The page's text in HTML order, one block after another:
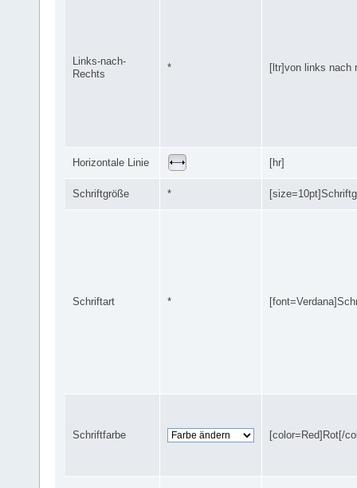
Links-nach-
Rechts
* [ltr]von links nach
Horizontale Linie [hr]
Schriftgröße *
Schriftart *
Schriftfarbe [color=Red]Rot[/